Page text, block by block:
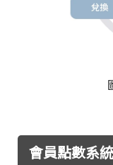
會員點數系